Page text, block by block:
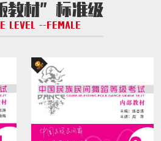
教材”标准级
LEVEL --FEMALE